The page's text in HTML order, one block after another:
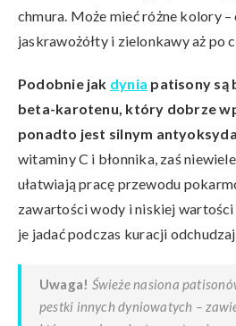
chmura. Może mieć różne kolory
jaskrawożółty i zielonkawy aż po
Podobnie jak dynia patisony są
beta-karotenu, który dobrze
ponadto jest silnym
witaminy C i błonnika, zaś
ułatwiają pracę przewodu
zawartości wody i niskiej
je jadać podczas kuracji
Uwaga! Świeże nasiona
pestki innych dyniowatych –